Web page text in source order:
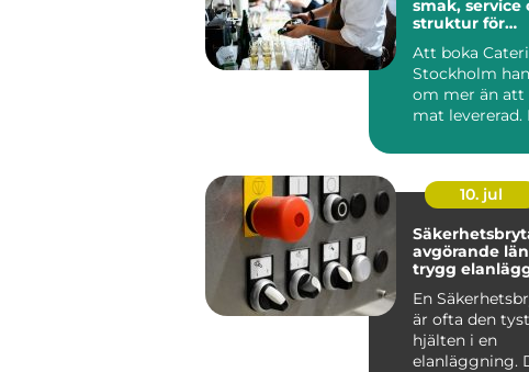
smak, service
struktur för
Att boka
Stockholm
om mer än att
mat levererad.
röda...
10. jul
avgörande
trygg
En
är ofta den
hjälten i en
elanläggning.